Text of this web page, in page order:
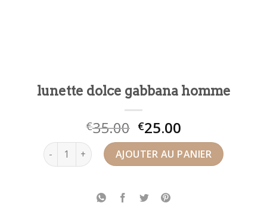
lunette dolce gabbana homme
€35.00 €25.00
quantité de lunette dolce gabbana homme
AJOUTER AU PANIER